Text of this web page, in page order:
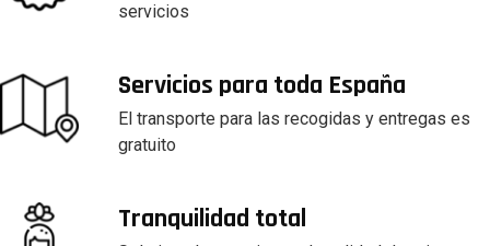
servicios
Servicios para toda España
El transporte para las recogidas y entregas es
gratuito
Tranquilidad total